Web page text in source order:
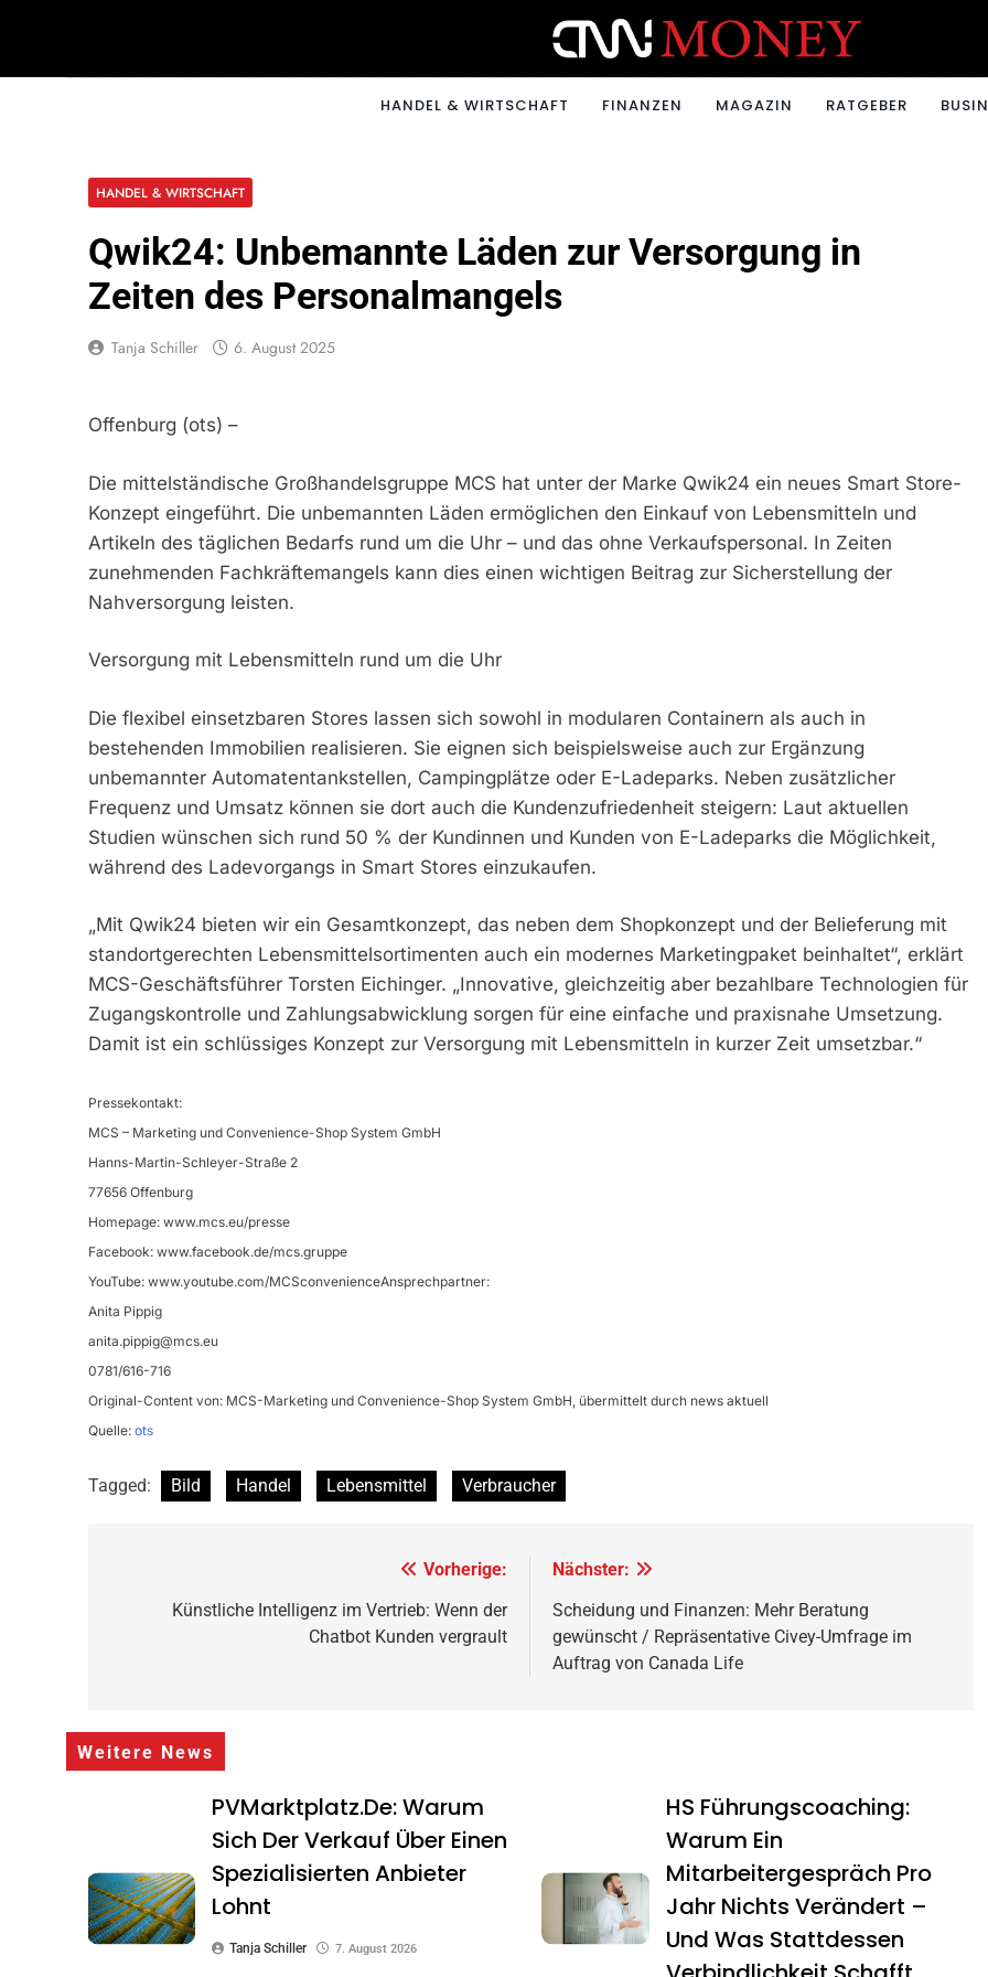
CNNMONEY.CH
HANDEL & WIRTSCHAFT FINANZEN MAGAZIN RATGEBER
HANDEL & WIRTSCHAFT
Qwik24: Unbemannte Läden zur Versorgung in
Zeiten des Personalmangels
Tanja Schiller 6. August 2025
Offenburg (ots) –
Die mittelständische Großhandelsgruppe MCS hat unter der Marke Qwik24 ein neues Smart Store-
Konzept eingeführt. Die unbemannten Läden ermöglichen den Einkauf von Lebensmitteln und
Artikeln des täglichen Bedarfs rund um die Uhr – und das ohne Verkaufspersonal. In Zeiten
zunehmenden Fachkräftemangels kann dies einen wichtigen Beitrag zur Sicherstellung der
Nahversorgung leisten.
Versorgung mit Lebensmitteln rund um die Uhr
Die flexibel einsetzbaren Stores lassen sich sowohl in modularen Containern als auch in
bestehenden Immobilien realisieren. Sie eignen sich beispielsweise auch zur Ergänzung
unbemannter Automatentankstellen, Campingplätze oder E-Ladeparks. Neben zusätzlicher
Frequenz und Umsatz können sie dort auch die Kundenzufriedenheit steigern: Laut aktuellen
Studien wünschen sich rund 50 % der Kundinnen und Kunden von E-Ladeparks die Möglichkeit,
während des Ladevorgangs in Smart Stores einzukaufen.
„Mit Qwik24 bieten wir ein Gesamtkonzept, das neben dem Shopkonzept und der Belieferung mit
standortgerechten Lebensmittelsortimenten auch ein modernes Marketingpaket beinhaltet“, erklärt
MCS-Geschäftsführer Torsten Eichinger. „Innovative, gleichzeitig aber bezahlbare Technologien für
Zugangskontrolle und Zahlungsabwicklung sorgen für eine einfache und praxisnahe Umsetzung.
Damit ist ein schlüssiges Konzept zur Versorgung mit Lebensmitteln in kurzer Zeit umsetzbar.“
Pressekontakt:
MCS – Marketing und Convenience-Shop System GmbH
Hanns-Martin-Schleyer-Straße 2
77656 Offenburg
Homepage: www.mcs.eu/presse
Facebook: www.facebook.de/mcs.gruppe
YouTube: www.youtube.com/MCSconvenienceAnsprechpartner:
Anita Pippig
anita.pippig@mcs.eu
0781/616-716
Original-Content von: MCS-Marketing und Convenience-Shop System GmbH, übermittelt durch news aktuell
Quelle: ots
Tagged: Bild Handel Lebensmittel Verbraucher
Vorherige:
Künstliche Intelligenz im Vertrieb: Wenn der
Chatbot Kunden vergrault
Nächster:
Scheidung und Finanzen: Mehr Beratung
gewünscht / Repräsentative Civey-Umfrage im
Auftrag von Canada Life
Weitere News
PVMarktplatz.de: Warum
Sich Der Verkauf Über Einen
Spezialisierten Anbieter
Lohnt
Tanja Schiller 7. August 2026
HS Führungscoaching:
Warum Ein
Mitarbeitergespräch Pro
Jahr Nichts Verändert –
Und Was Stattdessen